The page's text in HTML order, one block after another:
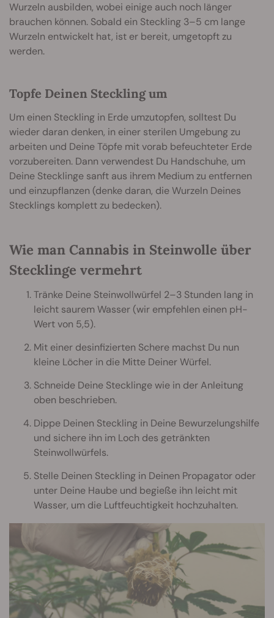
Wurzeln ausbilden, wobei einige auch noch länger
brauchen können. Sobald ein Steckling 3–5 cm lange
Wurzeln entwickelt hat, ist er bereit, umgetopft zu
werden.
Topfe Deinen Steckling um
Um einen Steckling in Erde umzutopfen, solltest Du
wieder daran denken, in einer sterilen Umgebung zu
arbeiten und Deine Töpfe mit vorab befeuchteter Erde
vorzubereiten. Dann verwendest Du Handschuhe, um
Deine Stecklinge sanft aus ihrem Medium zu entfernen
und einzupflanzen (denke daran, die Wurzeln Deines
Stecklings komplett zu bedecken).
Wie man Cannabis in Steinwolle über
Stecklinge vermehrt
Tränke Deine Steinwollwürfel 2–3 Stunden lang in
leicht saurem Wasser (wir empfehlen einen pH-
Wert von 5,5).
Mit einer desinfizierten Schere machst Du nun
kleine Löcher in die Mitte Deiner Würfel.
Schneide Deine Stecklinge wie in der Anleitung
oben beschrieben.
Dippe Deinen Steckling in Deine Bewurzelungshilfe
und sichere ihn im Loch des getränkten
Steinwollwürfels.
Stelle Deinen Steckling in Deinen Propagator oder
unter Deine Haube und begieße ihn leicht mit
Wasser, um die Luftfeuchtigkeit hochzuhalten.